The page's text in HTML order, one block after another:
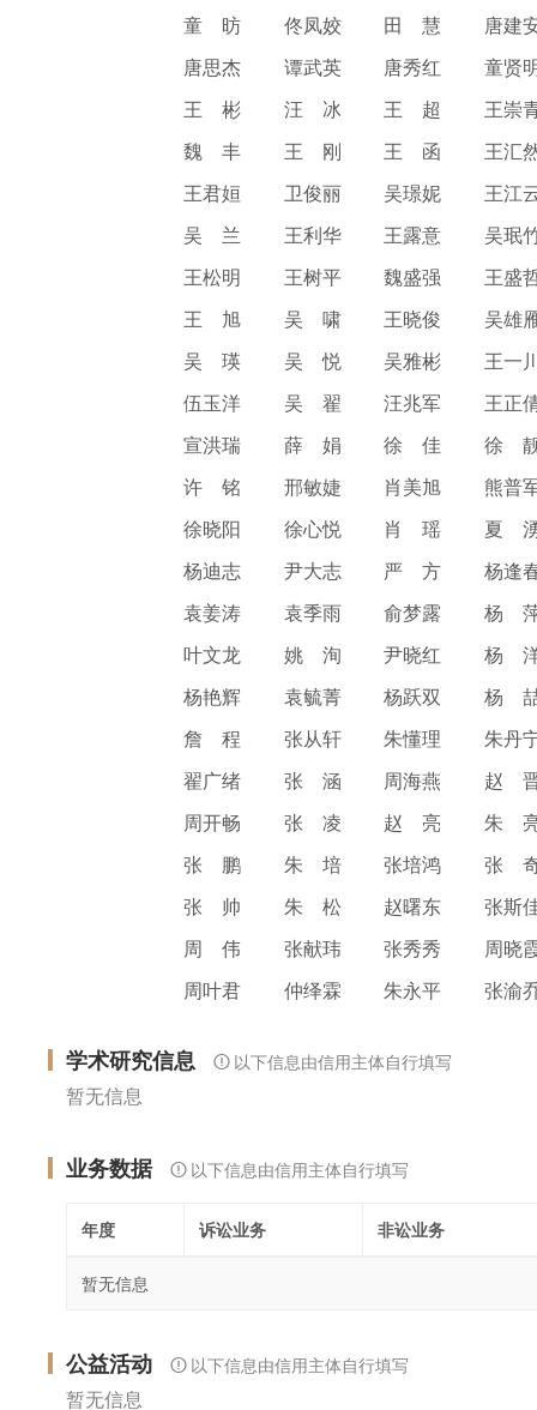
童 昉
佟凤姣 田 慧
唐建
唐思杰
谭武英 唐秀红
童贤
王 彬
汪 冰 王 超
王崇
魏 丰
王 刚 王 函
王汇
王君姮
卫俊丽 吴璟妮
王江
吴 兰
王利华 王露意
吴珉
王松明
王树平 魏盛强
王盛
王 旭
吴 啸 王晓俊
吴雄
吴 瑛
吴 悦 吴雅彬
王一
伍玉洋
吴 翟 汪兆军
王正
宣洪瑞
薛 娟 徐 佳
徐
许 铭
邢敏婕 肖美旭
熊普
徐晓阳
徐心悦 肖 瑶
夏
杨迪志
尹大志 严 方
杨逢
袁姜涛
袁季雨 俞梦露
杨
叶文龙
姚 洵 尹晓红
杨
杨艳辉
袁毓菁 杨跃双
杨
詹 程
张从轩 朱懂理
朱丹
翟广绪
张 涵 周海燕
赵
周开畅
张 凌 赵 亮
朱
张 鹏
朱 培 张培鸿
张
张 帅
朱 松 赵曙东
张斯
周 伟
张献玮 张秀秀
周晓
周叶君
仲绎霖 朱永平 张渝
学术研究信息 以下信息由信用主体自行填写
暂无信息
业务数据 以下信息由信用主体自行填写
年度 诉讼业务 非讼业务
暂无信息
公益活动 以下信息由信用主体自行填写
暂无信息